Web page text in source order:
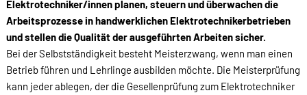
Elektrotechniker/innen planen, steuern und überwachen die
Arbeitsprozesse in handwerklichen Elektrotechnikerbetrieben
und stellen die Qualität der ausgeführten Arbeiten sicher.
Bei der Selbstständigkeit besteht Meisterzwang, wenn man einen
Betrieb führen und Lehrlinge ausbilden möchte. Die Meisterprüfung
kann jeder ablegen, der die Gesellenprüfung zum Elektrotechniker